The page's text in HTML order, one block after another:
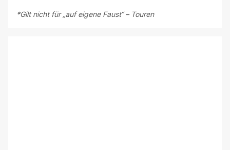
*Gilt nicht für „auf eigene Faust“ – Touren